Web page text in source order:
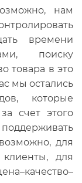
нам
времени
поиску
товара в это
мы остались
которые
счет этого
для
для